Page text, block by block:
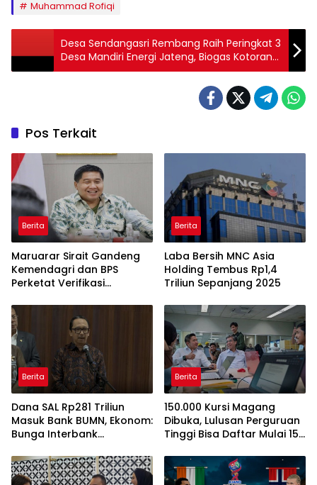
Muhammad Rofiqi
Desa Sendangasri Rembang Raih Peringkat 3
Desa Mandiri Energi Jateng, Biogas Kotoran
Sapi Gantikan LPG
Pos Terkait
Berita
Maruarar Sirait Gandeng
Kemendagri dan BPS
Perketat Verifikasi
Rumah BSPS
Berita
Laba Bersih MNC Asia
Holding Tembus Rp1,4
Triliun Sepanjang 2025
Berita
Dana SAL Rp281 Triliun
Masuk Bank BUMN, Ekonom:
Bunga Interbank
Berita
150.000 Kursi Magang
Dibuka, Lulusan Perguruan
Tinggi Bisa Daftar Mulai 15